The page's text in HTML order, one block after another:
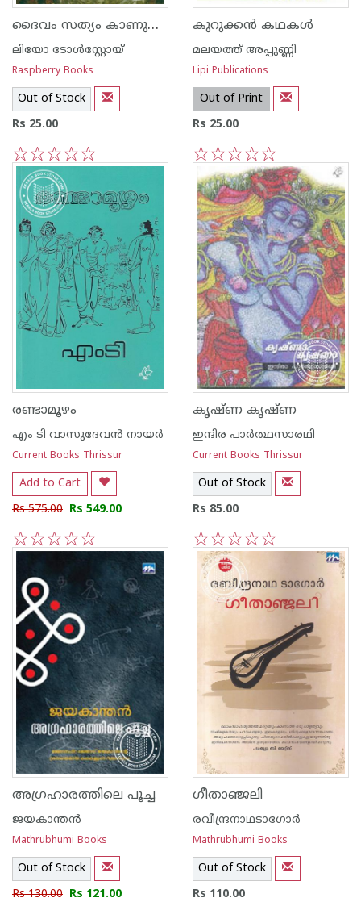
ദൈവം സത്യം കാണുന്നു, പക്ഷേ
ലിയോ ടോള്‍സ്റ്റോയ്
Raspberry Books
Out of Stock
Rs 25.00
5
4
3
2
1
കുറുക്കന്‍ കഥകള്‍
മലയത്ത് അപ്പുണ്ണി
Lipi Publications
Out of Print
Rs 25.00
5
4
3
2
1
രണ്ടാമൂഴം
എം ടി വാസുദേവന്‍ നായര്‍
Current Books Thrissur
Add to Cart
Rs 575.00 Rs 549.00
5
4
3
2
1
കൃഷ്ണ കൃഷ്ണ
ഇന്ദിര പാര്‍ത്ഥസാരഥി
Current Books Thrissur
Out of Stock
Rs 85.00
5
4
3
2
1
അഗ്രഹാരത്തിലെ പൂച്ച
ജയകാന്തന്‍
Mathrubhumi Books
Out of Stock
Rs 130.00 Rs 121.00
ഗീതാഞ്ജലി
രവീന്ദ്രനാഥടാഗോര്‍
Mathrubhumi Books
Out of Stock
Rs 110.00